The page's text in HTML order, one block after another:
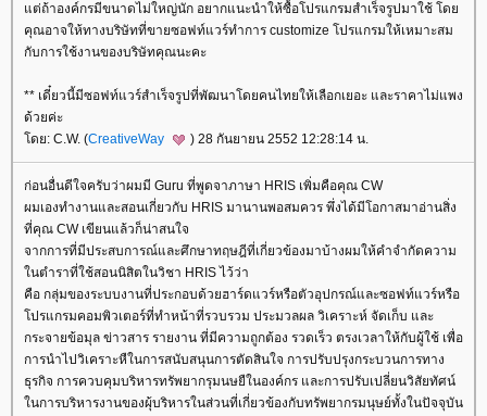
ต่ถ้าองค์กรมีขนาดไม่ใหญ่นัก อยากแนะนำให้ซื้อโปรแกรมสำเร็จรูปมาใช้ โด
คุณอาจให้ทางบริษัทที่ขายซอฟท์แวร์ทำการ customize โปรแกรมให้เหมาะสม
กับการใช้งานของบริษัทคุณนะคะ
** เดี๋ยวนี้มีซอฟท์แวร์สำเร็จรูปที่พัฒนาโดยคนไทยให้เลือกเยอะ และราคาไม่แพง
ด้วยค่ะ
ดย: C.W. (CreativeWay ) 28 กันยายน 2552 12:28:14 น.
ก่อนอื่นดีใจครับว่าผมมี Guru ที่พูดจาภาษา HRIS เพิ่มคือคุณ CW
ผมเองทำงานและสอนเกี่ยวกับ HRIS มานานพอสมควร พึ่งได้มีโอกาสมาอ่านสิ่ง
ที่คุณ CW เขียนแล้วก็น่าสนใจ
จากการที่มีประสบการณ์และศึกษาทฤษฎีที่เกี่ยวข้องมาบ้างผมให้คำจำกัดความ
นตำราที่ใช้สอนนิสิตในวิชา HRIS ไว้ว่า
คือ กลุ่มของระบบงานที่ประกอบด้วยฮาร์ดแวร์หรือตัวอุปกรณ์และซอฟท์แวร์หรือ
ปรแกรมคอมพิวเตอร์ที่ทำหน้าที่รวบรวม ประมวลผล วิเคราะห์ จัดเก็บ และ
กระจายข้อมุล ข่าวสาร รายงาน ที่มีความถูกต้อง รวดเร็ว ตรงเวลาให้กับผู้ใช้ เพื่อ
การนำไปวิเคราะหืในการสนับสนุนการตัดสินใจ การปรับปรุงกระบวนการทาง
ธุรกิจ การควบคุมบริหารทรัพยากรุมนษยืในองค์กร และการปรับเปลี่ยนวิสัยทัศน์
นการบริหารงานของผุ้บริหารในส่วนที่เกี่ยวข้องกับทรัพยากรมนุษย์ทั้งในปัจจุบัน